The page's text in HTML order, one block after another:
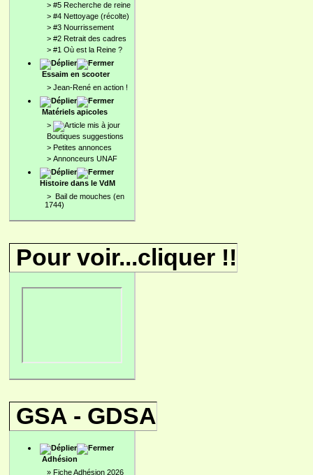
> #5 Recherche de reine
> #4 Nettoyage (récolte)
> #3 Nourrissement
> #2 Retrait des cadres
> #1 Où est la Reine ?
Essaim en scooter
> Jean-René en action !
Matériels apicoles
>
Boutiques suggestions
> Petites annonces
> Annonceurs UNAF
Histoire dans le VdM
> Bail de mouches (en
1744)
Pour voir...cliquer !!
GSA - GDSA
Adhésion
» Fiche Adhésion 2026